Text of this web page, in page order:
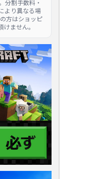
分割手数料・
より異なる場
方はショッピ
けません。